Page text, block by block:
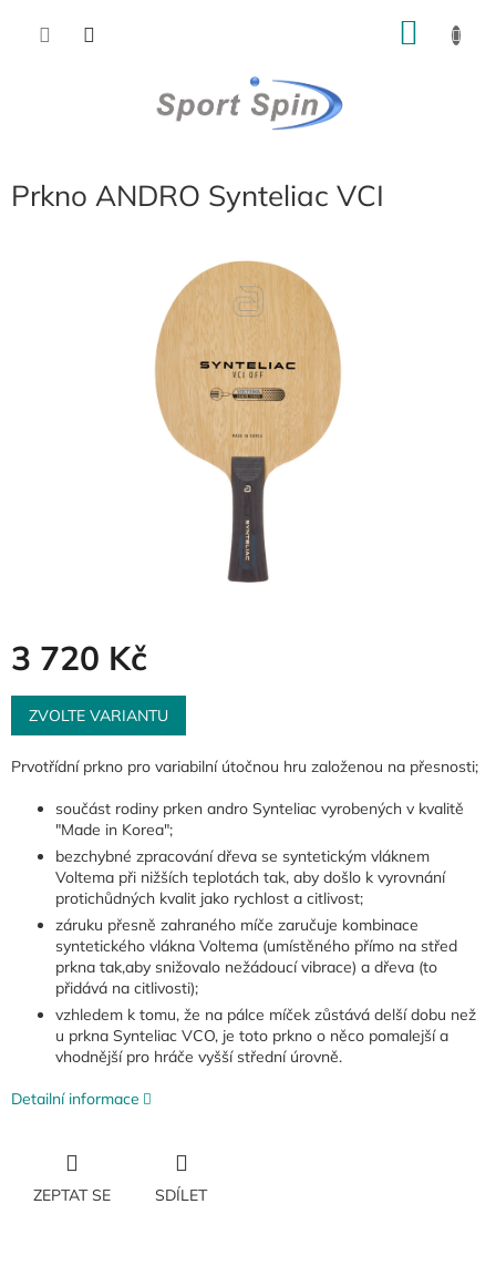
Prkno ANDRO Synteliac VCI
3 720 Kč
Měrná
cena:
ZVOLTE VARIANTU
Prvotřídní prkno pro variabilní útočnou hru založenou na přesnosti;
součást rodiny prken andro Synteliac vyrobených v kvalitě
"Made in Korea";
bezchybné zpracování dřeva se syntetickým vláknem
Voltema při nižších teplotách tak, aby došlo k vyrovnání
protichůdných kvalit jako rychlost a citlivost;
záruku přesně zahraného míče zaručuje kombinace
syntetického vlákna Voltema (umístěného přímo na střed
prkna tak,aby snižovalo nežádoucí vibrace) a dřeva (to
přidává na citlivosti);
vzhledem k tomu, že na pálce míček zůstává delší dobu než
u prkna Synteliac VCO, je toto prkno o něco pomalejší a
vhodnější pro hráče vyšší střední úrovně.
Detailní informace
ZEPTAT SE SDÍLET